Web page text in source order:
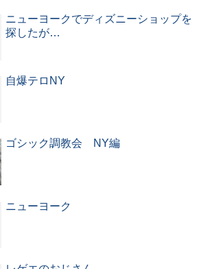
ニューヨークでディズニーショップを
探したが…
自爆テロNY
ゴシック調教会 NY編
ニューヨーク